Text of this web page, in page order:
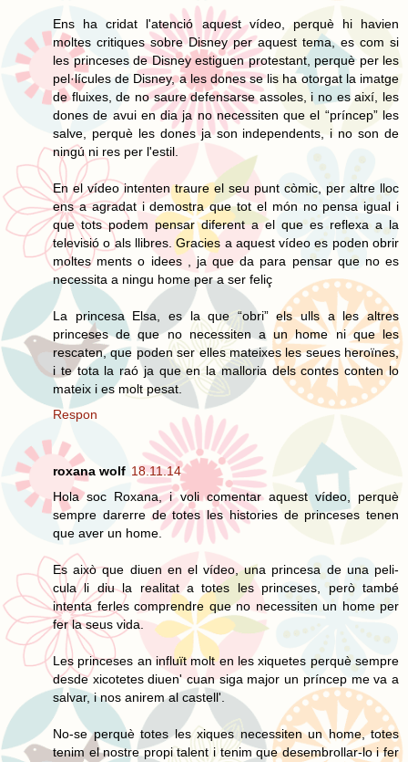
Ens ha cridat l'atenció aquest vídeo, perquè hi havien
moltes critiques sobre Disney per aquest tema, es com si
les princeses de Disney estiguen protestant, perquè per les
pel·lícules de Disney, a les dones se lis ha otorgat la imatge
de fluixes, de no saure defensarse assoles, i no es així, les
dones de avui en dia ja no necessiten que el “príncep” les
salve, perquè les dones ja son independents, i no son de
ningú ni res per l'estil.
En el vídeo intenten traure el seu punt còmic, per altre lloc
ens a agradat i demostra que tot el món no pensa igual i
que tots podem pensar diferent a el que es reflexa a la
televisió o als llibres. Gracies a aquest vídeo es poden obrir
moltes ments o idees , ja que da para pensar que no es
necessita a ningu home per a ser feliç
La princesa Elsa, es la que “obri” els ulls a les altres
princeses de que no necessiten a un home ni que les
rescaten, que poden ser elles mateixes les seues heroïnes,
i te tota la raó ja que en la malloria dels contes conten lo
mateix i es molt pesat.
Respon
roxana wolf 18.11.14
Hola soc Roxana, i voli comentar aquest vídeo, perquè
sempre darerre de totes les histories de princeses tenen
que aver un home.
Es això que diuen en el vídeo, una princesa de una peli-
cula li diu la realitat a totes les princeses, però també
intenta ferles comprendre que no necessiten un home per
fer la seus vida.
Les princeses an influït molt en les xiquetes perquè sempre
desde xicotetes diuen' cuan siga major un príncep me va a
salvar, i nos anirem al castell'.
No-se perquè totes les xiques necessiten un home, totes
tenim el nostre propi talent i tenim que desembrollar-lo i fer